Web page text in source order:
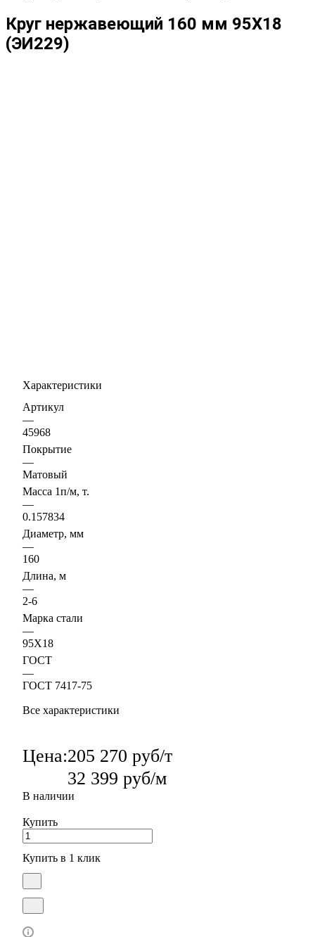
Круг нержавеющий 160 мм 95Х18
(ЭИ229)
Характеристики
Артикул
—
45968
Покрытие
—
Матовый
Масса 1п/м, т.
—
0.157834
Диаметр, мм
—
160
Длина, м
—
2-6
Марка стали
—
95Х18
ГОСТ
—
ГОСТ 7417-75
Все характеристики
Цена:205 270 руб/т
32 399 руб/м
В наличии
Купить
Купить в 1 клик